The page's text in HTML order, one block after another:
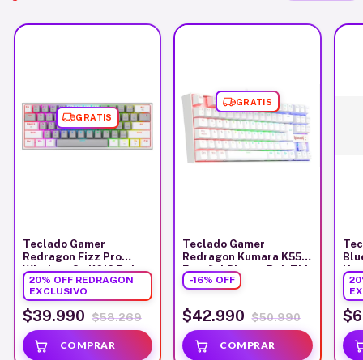
GRATIS
Teclado Gamer
Redragon Fizz Pro
Wireless Sp K616 Rgb
Grey
20% OFF REDRAGON
EXCLUSIVO
$39.990 $58.269
GRATIS
Teclado Gamer
Redragon Kumara K552
Español Blanco Rgb Tkl
-16% OFF
$42.990 $50.990